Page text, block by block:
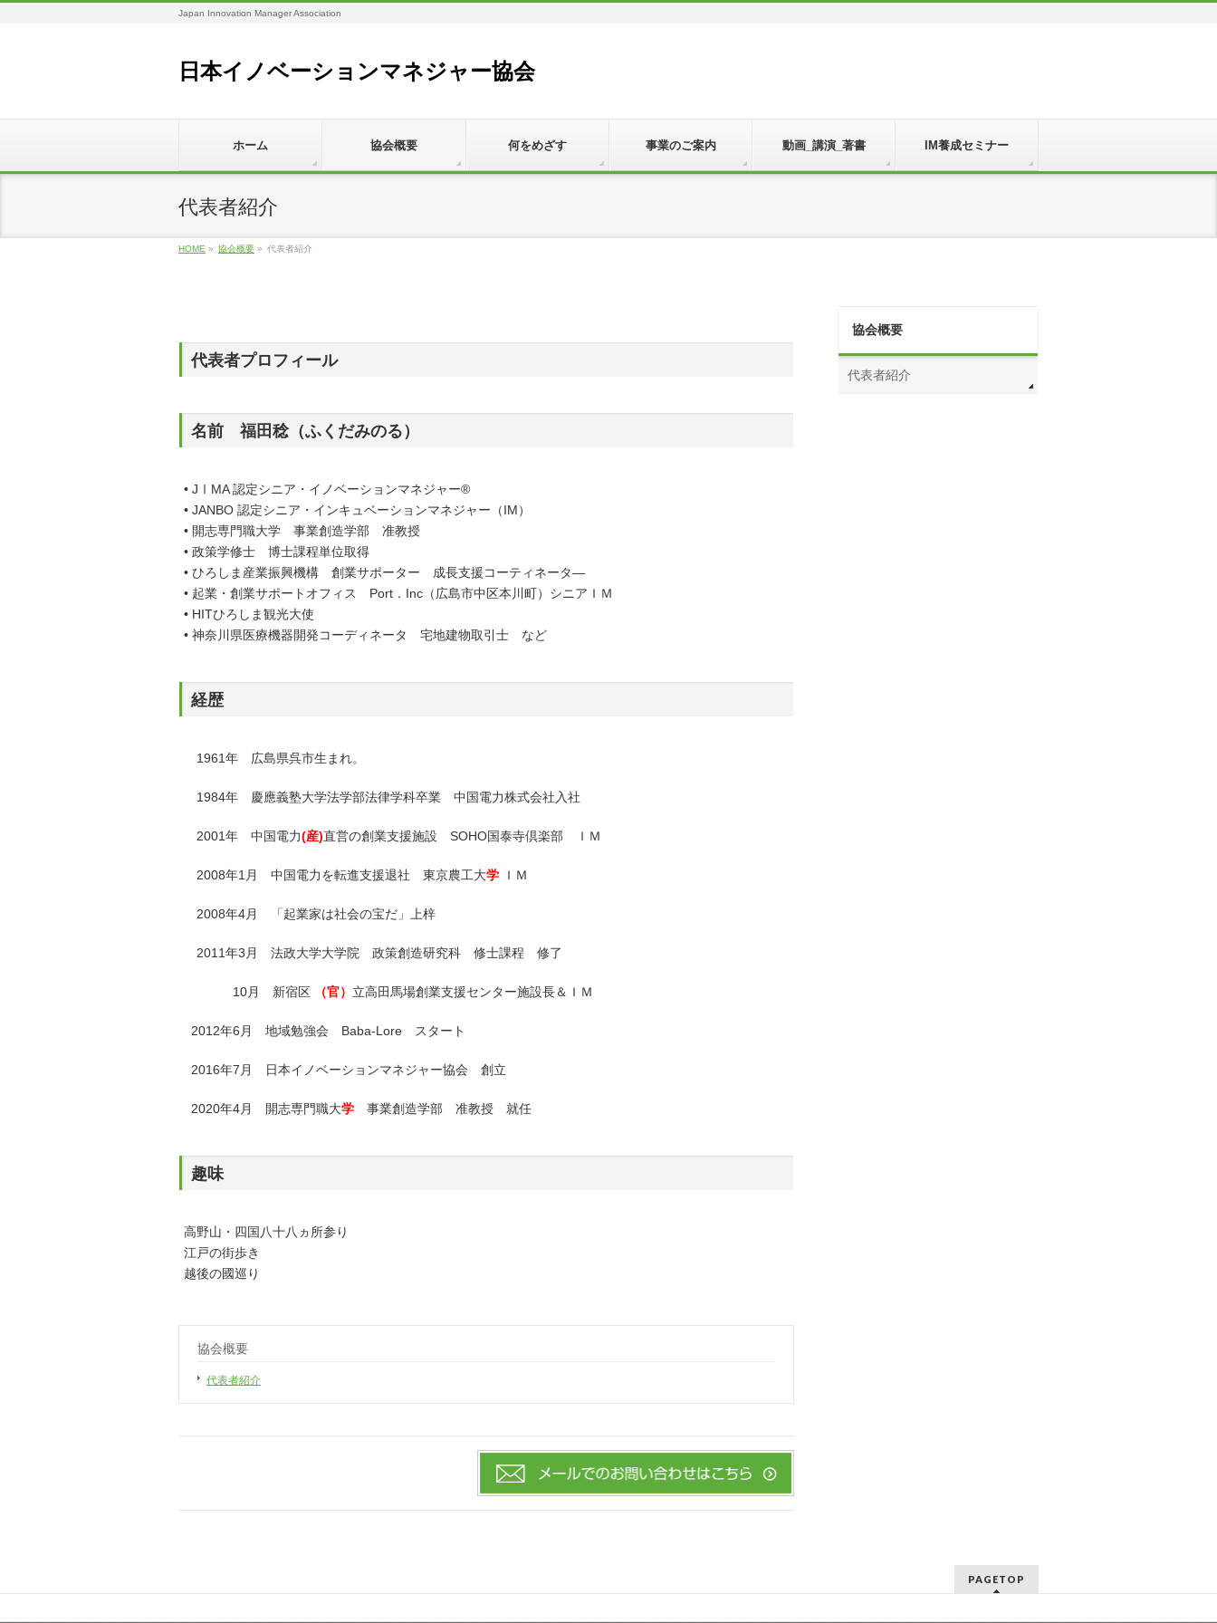
Japan Innovation Manager Association
日本イノベーションマネジャー協会
ホーム 協会概要 何をめざす 事業のご案内 動画_講演_著書 IM養成セミナー
代表者紹介
HOME » 協会概要 » 代表者紹介
代表者プロフィール
名前 福田稔（ふくだみのる）
• JⅠMA 認定シニア・イノベーションマネジャー®
• JANBO 認定シニア・インキュベーションマネジャー（IM）
• 開志専門職大学 事業創造学部 准教授
• 政策学修士 博士課程単位取得
• ひろしま産業振興機構 創業サポーター 成長支援コーティネータ―
• 起業・創業サポートオフィス Port．Inc（広島市中区本川町）シニアＩＭ
• HITひろしま観光大使
• 神奈川県医療機器開発コーディネータ 宅地建物取引士 など
経歴
1961年 広島県呉市生まれ。
1984年 慶應義塾大学法学部法律学科卒業 中国電力株式会社入社
2001年 中国電力(産)直営の創業支援施設 SOHO国泰寺倶楽部 ＩＭ
2008年1月 中国電力を転進支援退社 東京農工大学 ＩＭ
2008年4月 「起業家は社会の宝だ」上梓
2011年3月 法政大学大学院 政策創造研究科 修士課程 修了
10月 新宿区 （官） 立高田馬場創業支援センター施設長＆ＩＭ
2012年6月 地域勉強会 Baba-Lore スタート
2016年7月 日本イノベーションマネジャー協会 創立
2020年4月 開志専門職大学 事業創造学部 准教授 就任
趣味
高野山・四国八十八ヵ所参り
江戸の街歩き
越後の國巡り
協会概要
代表者紹介
協会概要
代表者紹介
PAGETOP